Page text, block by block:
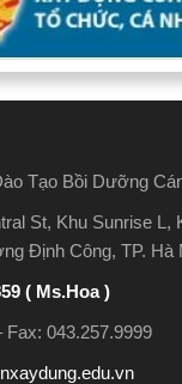
Tạo Bồi Dưỡng
St, Khu Sunrise L,
Định Công, TP. Hà
( Ms.Hoa )
Fax: 043.257.9999